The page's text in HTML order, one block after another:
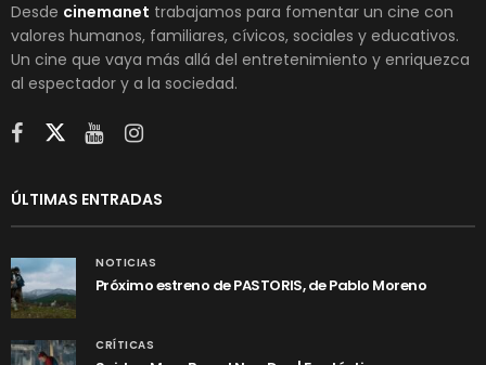
Desde cinemanet trabajamos para fomentar un cine con
valores humanos, familiares, cívicos, sociales y educativos.
Un cine que vaya más allá del entretenimiento y enriquezca
al espectador y a la sociedad.
ÚLTIMAS ENTRADAS
NOTICIAS
Próximo estreno de PASTORIS, de Pablo Moreno
CRÍTICAS